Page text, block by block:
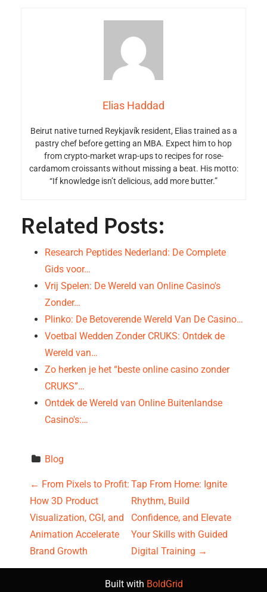
Elias Haddad
Beirut native turned Reykjavík resident, Elias trained as a
pastry chef before getting an MBA. Expect him to hop
from crypto-market wrap-ups to recipes for rose-
cardamom croissants without missing a beat. His motto:
“If knowledge isn’t delicious, add more butter.”
Related Posts:
Research Peptides Nederland: De Complete
Gids voor…
Vrij Spelen: De Wereld van Online Casino's
Zonder…
Plinko: De Betoverende Wereld Van De Casino…
Voetbal Wedden Zonder CRUKS: Ontdek de
Wereld van…
Zo herken je het “beste online casino zonder
CRUKS”…
Ontdek de Wereld van Online Buitenlandse
Casino's:…
Blog
P
o
s
t
← From Pixels to Profit:
How 3D Product
Visualization, CGI, and
Animation Accelerate
Brand Growth
Tap From Home: Ignite
Rhythm, Build
Confidence, and Elevate
Your Skills with Guided
Digital Training →
Built with BoldGrid